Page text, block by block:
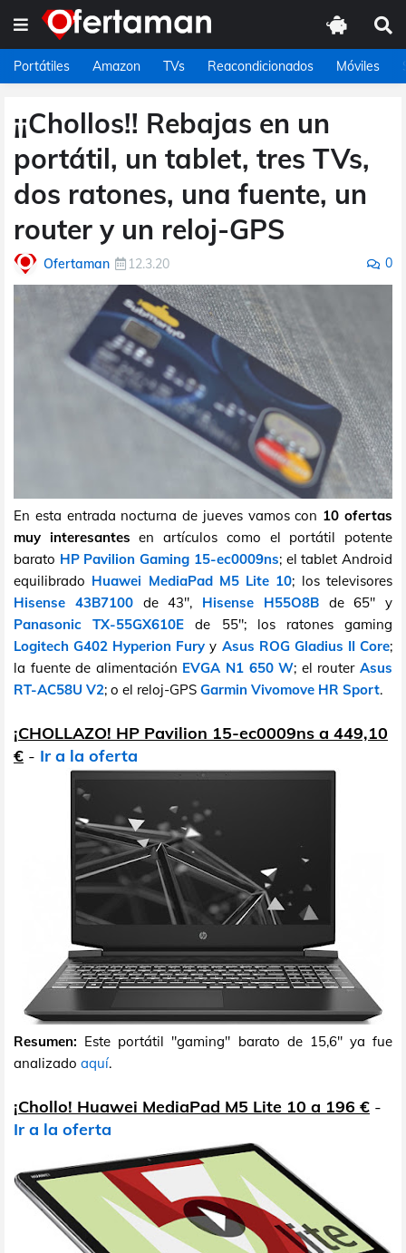
Portátiles Amazon TVs Reacondicionados Móviles
¡¡Chollos!! Rebajas en un
portátil, un tablet, tres TVs,
dos ratones, una fuente, un
router y un reloj-GPS
Ofertaman 12.3.20 0
En esta entrada nocturna de jueves vamos con 10 ofertas
muy interesantes en artículos como el portátil potente
barato HP Pavilion Gaming 15-ec0009ns; el tablet Android
equilibrado Huawei MediaPad M5 Lite 10; los televisores
Hisense 43B7100de 43", Hisense H55O8Bde 65" y
Panasonic TX-55GX610E de 55"; los ratones gaming
Logitech G402 Hyperion Fury y Asus ROG Gladius II Core;
la fuente de alimentación EVGA N1 650 W; el routerAsus
RT-AC58U V2; o el reloj-GPS Garmin Vivomove HR Sport.
¡CHOLLAZO! HP Pavilion 15-ec0009ns a 449,10
€ - Ir a la oferta
Resumen: Este portátil "gaming" barato de 15,6" ya fue
analizado aquí.
¡Chollo! Huawei MediaPad M5 Lite 10 a 196 € -
Ir a la oferta